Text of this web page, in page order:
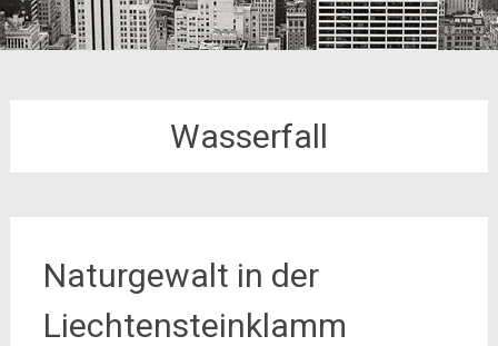
Wasserfall
Naturgewalt in der
Liechtensteinklamm